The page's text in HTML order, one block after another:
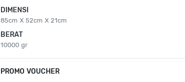
DIMENSI
85cm X 52cm X 21cm
BERAT
10000 gr
PROMO VOUCHER